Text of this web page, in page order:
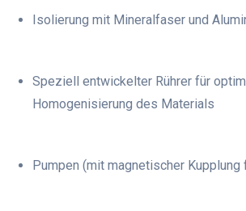
Isolierung mit Mineralfaser und
Speziell entwickelter Rührer für
Homogenisierung des Materials
Pumpen (mit magnetischer Kupplung